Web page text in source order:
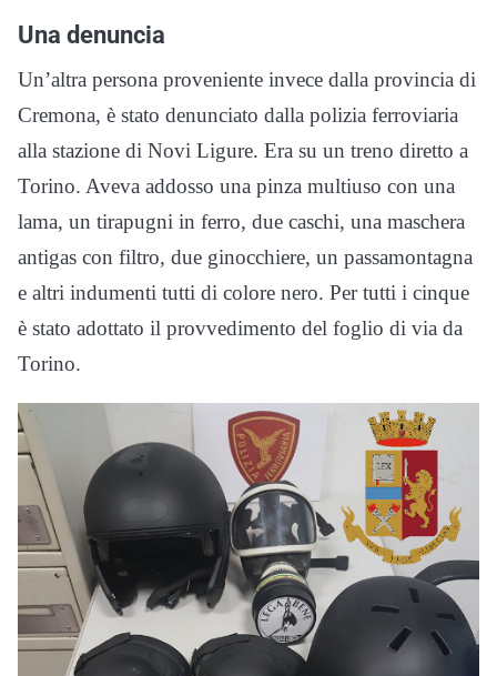
Una denuncia
Un’altra persona proveniente invece dalla provincia di
Cremona, è stato denunciato dalla polizia ferroviaria
alla stazione di Novi Ligure. Era su un treno diretto a
Torino. Aveva addosso una pinza multiuso con una
lama, un tirapugni in ferro, due caschi, una maschera
antigas con filtro, due ginocchiere, un passamontagna
e altri indumenti tutti di colore nero. Per tutti i cinque
è stato adottato il provvedimento del foglio di via da
Torino.